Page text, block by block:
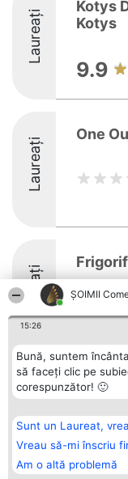
ȘOIMII
15:26
Bună, suntem
să faceți clic pe
corespunzător! 🙂
Sunt un Laureat,
Vreau să-mi înscriu
Am o altă problemă
Laureați
Kotys
Kotys
9.9
Laureați
One
Laureați
Organizator Ranking
BRIGHT SOLUTIONS BR SRL
Sc. A Et. 4 Ap. 13 Cod 061952
CUI 36737675
tel: +40 770 990 492